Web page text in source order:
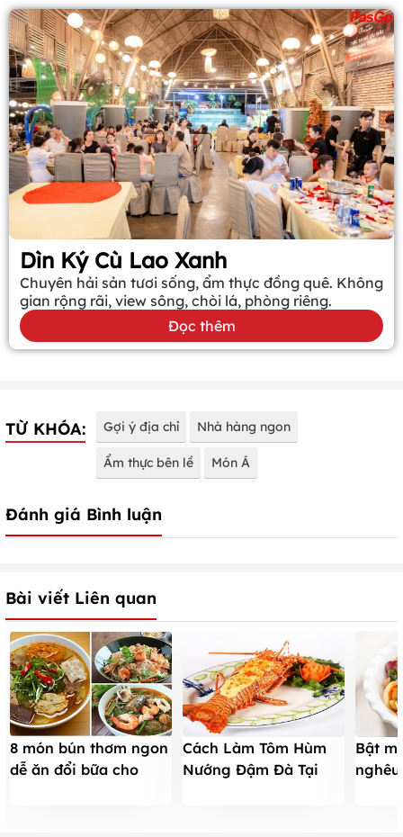
Dìn Ký Cù Lao Xanh
Chuyên hải sản tươi sống, ẩm thực đồng quê. Không
gian rộng rãi, view sông, chòi lá, phòng riêng.
Đọc thêm
TỪ KHÓA: Gợi ý địa chỉ Nhà hàng ngon
Ẩm thực bên lề Món Á
Đánh giá Bình luận
Bài viết Liên quan
8 món bún thơm ngon
dễ ăn đổi bữa cho
Cách Làm Tôm Hùm
Nướng Đậm Đà Tại
Bật